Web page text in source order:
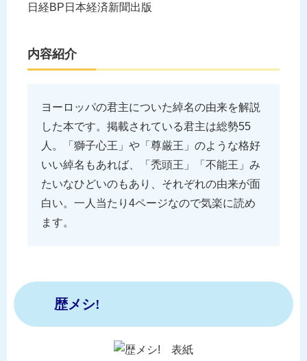
日経BP日本経済新聞出版
内容紹介
ヨーロッパの君主についた綽名の由来を解説
した本です。掲載されている君主は総勢55
人。「獅子心王」や「尊厳王」のような格好
いい綽名もあれば、「禿頭王」「不能王」み
たいなひどいのもあり、それぞれの由来が面
白い。一人当たり4ページなので気楽に読め
ます。
歴メシ!